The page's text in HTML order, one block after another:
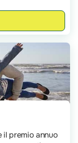
il premio annuo